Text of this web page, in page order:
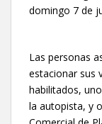
domingo 7 de
Las personas
estacionar sus
habilitados,
la autopista, y